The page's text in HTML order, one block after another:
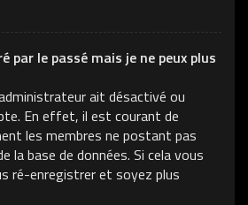
par le passé mais je ne peux plus
ait désactivé ou
En effet, il est courant de
les membres ne postant pas
la base de données. Si cela vous
ré-enregistrer et soyez plus